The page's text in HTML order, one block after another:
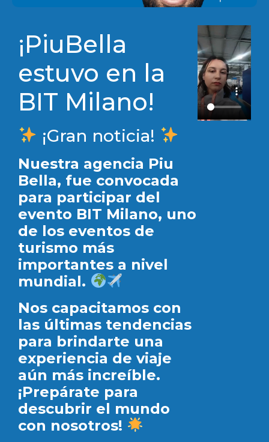
¡PiuBella
estuvo en la
BIT Milano!
¡Gran noticia!
Nuestra agencia Piu
Bella, fue convocada
para participar del
evento BIT Milano, uno
de los eventos de
turismo más
importantes a nivel
mundial.
Nos capacitamos con
las últimas tendencias
para brindarte una
experiencia de viaje
aún más increíble.
¡Prepárate para
descubrir el mundo
con nosotros!